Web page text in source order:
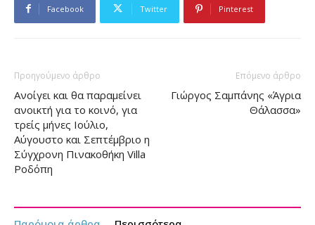
Facebook Twitter Pinterest
Προηγούμενο άρθρο
Ανοίγει και θα παραμείνει
ανοικτή για το κοινό, για
τρείς μήνες Ιούλιο,
Αύγουστο και Σεπτέμβριο η
Σύγχρονη Πινακοθήκη Villa
Ροδόπη
Επόμενο άρθρο
Γιώργος Σαμπάνης «Άγρια
Θάλασσα»